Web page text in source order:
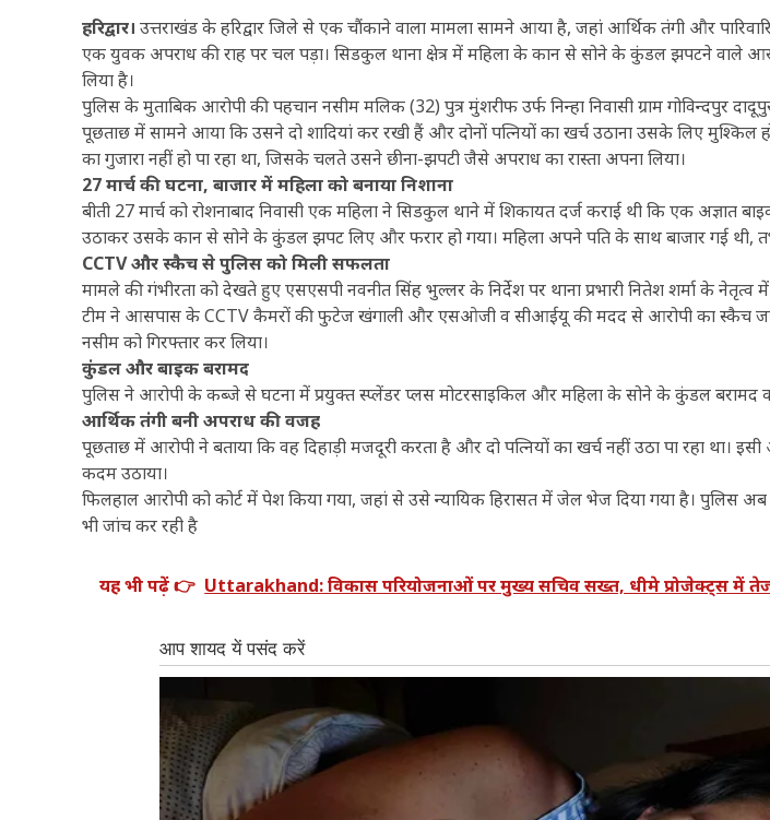
हरिद्वार। उत्तराखंड के हरिद्वार जिले से एक चौंकाने वाला मामला सामने आया है, जहां आर्थिक तंगी और
एक युवक अपराध की राह पर चल पड़ा। सिडकुल थाना क्षेत्र में महिला के कान से सोने के कुंडल झपटने वाले
लिया है।
पुलिस के मुताबिक आरोपी की पहचान नसीम मलिक (32) पुत्र मुंशरीफ उर्फ निन्हा निवासी ग्राम गोविन्दपुर
पूछताछ में सामने आया कि उसने दो शादियां कर रखी हैं और दोनों पत्नियों का खर्च उठाना उसके लिए मुश्किल
का गुजारा नहीं हो पा रहा था, जिसके चलते उसने छीना-झपटी जैसे अपराध का रास्ता अपना लिया।
27 मार्च की घटना, बाजार में महिला को बनाया निशाना
बीती 27 मार्च को रोशनाबाद निवासी एक महिला ने सिडकुल थाने में शिकायत दर्ज कराई थी कि एक अज्ञात
उठाकर उसके कान से सोने के कुंडल झपट लिए और फरार हो गया। महिला अपने पति के साथ बाजार गई थी,
CCTV और स्कैच से पुलिस को मिली सफलता
मामले की गंभीरता को देखते हुए एसएसपी नवनीत सिंह भुल्लर के निर्देश पर थाना प्रभारी नितेश शर्मा के नेतृत्व
टीम ने आसपास के CCTV कैमरों की फुटेज खंगाली और एसओजी व सीआईयू की मदद से आरोपी का स्कैच
नसीम को गिरफ्तार कर लिया।
कुंडल और बाइक बरामद
पुलिस ने आरोपी के कब्जे से घटना में प्रयुक्त स्प्लेंडर प्लस मोटरसाइकिल और महिला के सोने के कुंडल बरामद
आर्थिक तंगी बनी अपराध की वजह
पूछताछ में आरोपी ने बताया कि वह दिहाड़ी मजदूरी करता है और दो पत्नियों का खर्च नहीं उठा पा रहा था।
कदम उठाया।
फिलहाल आरोपी को कोर्ट में पेश किया गया, जहां से उसे न्यायिक हिरासत में जेल भेज दिया गया है। पुलिस
भी जांच कर रही है
यह भी पढ़ें 👉 Uttarakhand: विकास परियोजनाओं पर मुख्य सचिव सख्त, धीमे प्रोजेक्ट्स में